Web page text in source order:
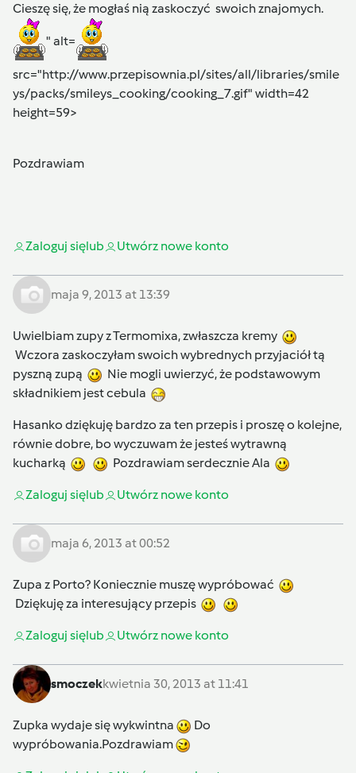
Cieszę się, że mogłaś nią zaskoczyć swoich znajomych.
" alt=
src="http://www.przepisownia.pl/sites/all/libraries/smile
ys/packs/smileys_cooking/cooking_7.gif" width=42
height=59>
Pozdrawiam
Zaloguj sięlub Utwórz nowe konto
maja 9, 2013 at 13:39
Uwielbiam zupy z Termomixa, zwłaszcza kremy
Wczora zaskoczyłam swoich wybrednych przyjaciół tą
pyszną zupą
Nie mogli uwierzyć, że podstawowym
składnikiem jest cebula
Hasanko dziękuję bardzo za ten przepis i proszę o kolejne,
równie dobre, bo wyczuwam że jesteś wytrawną
kucharką
Pozdrawiam serdecznie Ala
Zaloguj sięlub Utwórz nowe konto
maja 6, 2013 at 00:52
Zupa z Porto? Koniecznie muszę wypróbować
Dziękuję za interesujący przepis
Zaloguj sięlub Utwórz nowe konto
smoczekkwietnia 30, 2013 at 11:41
Zupka wydaje się wykwintna
Do
wypróbowania.Pozdrawiam